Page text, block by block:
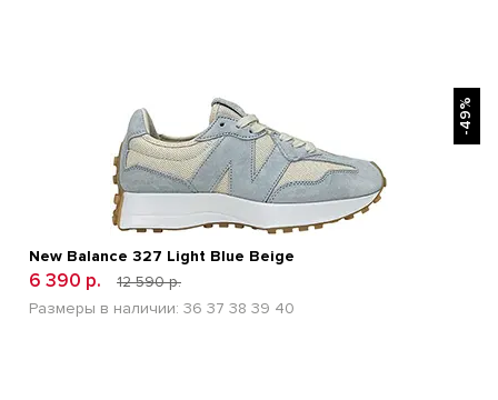
-49%
New Balance 327 Light Blue Beige
6 390 р.
12 590 р.
Размеры в наличии: 36 37 38 39 40